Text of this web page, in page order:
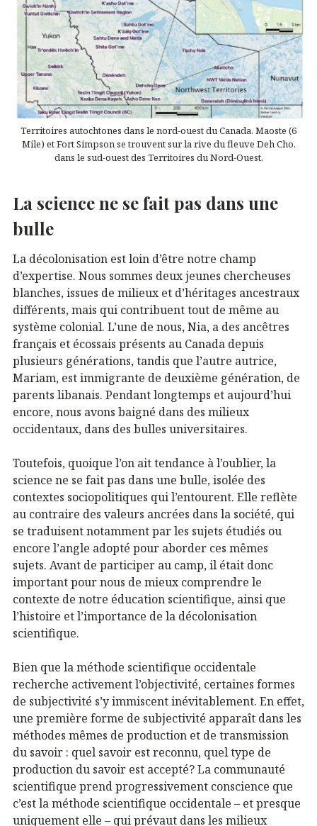
Territoires autochtones dans le nord-ouest du Canada. Maoste (6
Mile) et Fort Simpson se trouvent sur la rive du fleuve Deh Cho,
dans le sud-ouest des Territoires du Nord-Ouest.
La science ne se fait pas dans une
bulle
La décolonisation est loin d’être notre champ
d’expertise. Nous sommes deux jeunes chercheuses
blanches, issues de milieux et d’héritages ancestraux
différents, mais qui contribuent tout de même au
système colonial. L’une de nous, Nia, a des ancêtres
français et écossais présents au Canada depuis
plusieurs générations, tandis que l’autre autrice,
Mariam, est immigrante de deuxième génération, de
parents libanais. Pendant longtemps et aujourd’hui
encore, nous avons baigné dans des milieux
occidentaux, dans des bulles universitaires.
Toutefois, quoique l’on ait tendance à l’oublier, la
science ne se fait pas dans une bulle, isolée des
contextes sociopolitiques qui l’entourent. Elle reflète
au contraire des valeurs ancrées dans la société, qui
se traduisent notamment par les sujets étudiés ou
encore l’angle adopté pour aborder ces mêmes
sujets. Avant de participer au camp, il était donc
important pour nous de mieux comprendre le
contexte de notre éducation scientifique, ainsi que
l’histoire et l’importance de la décolonisation
scientifique.
Bien que la méthode scientifique occidentale
recherche activement l’objectivité, certaines formes
de subjectivité s’y immiscent inévitablement. En effet,
une première forme de subjectivité apparaît dans les
méthodes mêmes de production et de transmission
du savoir : quel savoir est reconnu, quel type de
production du savoir est accepté? La communauté
scientifique prend progressivement conscience que
c’est la méthode scientifique occidentale – et presque
uniquement elle – qui prévaut dans les milieux